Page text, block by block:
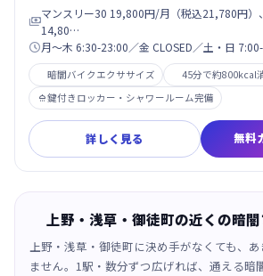

マンスリー30 19,800円/月（税込21,780円）
14,80…
月〜木 6:30-23:00／金 CLOSED／土・日
暗闇バイクエクササイズ 45分で約800kcal
鍵付きロッカー・シャワールーム完備
詳しく見る 無料
上野・浅草・御徒町の近くの暗
上野・浅草・御徒町に決め手がなくても、
ません。1駅・数分ずつ広げれば、通える暗